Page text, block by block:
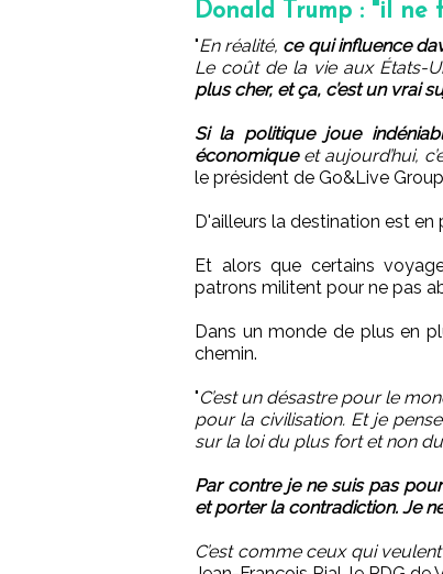
Donald Trump : "il ne
"En réalité, ce qui influence
Le coût de la vie aux États-
plus cher, et ça, c’est un vrai
Si la politique joue
économiqueet aujourd’hui,
le président de Go&Live
D'ailleurs la destination est
Et alors que certains
patrons militent pour ne pas
Dans un monde de plus en
chemin.
"C’est un désastre pour le
pour la civilisation. Et je
sur la loi du plus fort et non
Par contre je ne suis pas
et porter la contradiction. Je
C’est comme ceux qui